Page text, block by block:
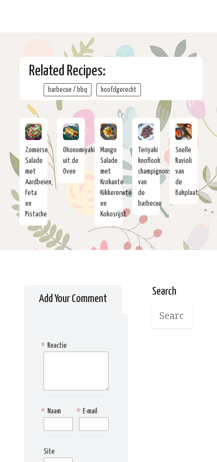
Related Recipes:
barbecue / bbq hoofdgerecht
Zomerse
Salade
met
Aardbeien,
Feta
en
Pistache
Okonomiyaki
uit de
Oven
Mango
Salade
met
Krokante
Kikkererwten
en
Kokosrijst
Teriyaki
knoflook
champignons
van
de
barbecue
Snelle
Ravioli
van
de
Bakplaat
Add Your Comment
Reactie
*
Naam
* E-mail
*
Site
Search